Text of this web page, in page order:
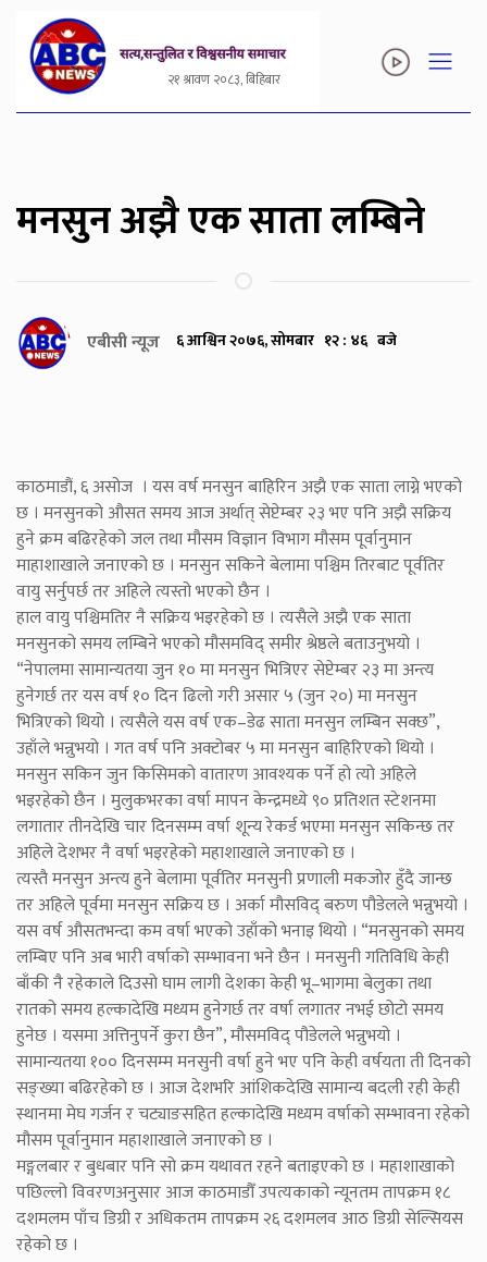
२१ श्रावण २०८३, बिहिबार
मनसुन अझै एक साता लम्बिने
एबीसी न्यूज ६ आश्विन २०७६, सोमबार १२ : ४६ बजे
काठमाडौं, ६ असोज । यस वर्ष मनसुन बाहिरिन अझै एक साता लाग्ने भएको
छ । मनसुनको औसत समय आज अर्थात् सेप्टेम्बर २३ भए पनि अझै सक्रिय
हुने क्रम बढिरहेको जल तथा मौसम विज्ञान विभाग मौसम पूर्वानुमान
माहाशाखाले जनाएको छ । मनसुन सकिने बेलामा पश्चिम तिरबाट पूर्वतिर
वायु सर्नुपर्छ तर अहिले त्यस्तो भएको छैन ।
हाल वायु पश्चिमतिर नै सक्रिय भइरहेको छ । त्यसैले अझै एक साता
मनसुनको समय लम्बिने भएको मौसमविद् समीर श्रेष्ठले बताउनुभयो ।
“नेपालमा सामान्यतया जुन १० मा मनसुन भित्रिएर सेप्टेम्बर २३ मा अन्त्य
हुनेगर्छ तर यस वर्ष १० दिन ढिलो गरी असार ५ (जुन २०) मा मनसुन
भित्रिएको थियो । त्यसैले यस वर्ष एक–डेढ साता मनसुन लम्बिन सक्छ”,
उहाँले भन्नुभयो । गत वर्ष पनि अक्टोबर ५ मा मनसुन बाहिरिएको थियो ।
मनसुन सकिन जुन किसिमको वातारण आवश्यक पर्ने हो त्यो अहिले
भइरहेको छैन । मुलुकभरका वर्षा मापन केन्द्रमध्ये ९० प्रतिशत स्टेशनमा
लगातार तीनदेखि चार दिनसम्म वर्षा शून्य रेकर्ड भएमा मनसुन सकिन्छ तर
अहिले देशभर नै वर्षा भइरहेको महाशाखाले जनाएको छ ।
त्यस्तै मनसुन अन्त्य हुने बेलामा पूर्वतिर मनसुनी प्रणाली मकजोर हुँदै जान्छ
तर अहिले पूर्वमा मनसुन सक्रिय छ । अर्का मौसविद् बरुण पौडेलले भन्नुभयो ।
यस वर्ष औसतभन्दा कम वर्षा भएको उहाँको भनाइ थियो । “मनसुनको समय
लम्बिए पनि अब भारी वर्षाको सम्भावना भने छैन । मनसुनी गतिविधि केही
बाँकी नै रहेकाले दिउसो घाम लागी देशका केही भू–भागमा बेलुका तथा
रातको समय हल्कादेखि मध्यम हुनेगर्छ तर वर्षा लगातर नभई छोटो समय
हुनेछ । यसमा अत्तिनुपर्ने कुरा छैन”, मौसमविद् पौडेलले भन्नुभयो ।
सामान्यतया १०० दिनसम्म मनसुनी वर्षा हुने भए पनि केही वर्षयता ती दिनको
सङ्ख्या बढिरहेको छ । आज देशभरि आंशिकदेखि सामान्य बदली रही केही
स्थानमा मेघ गर्जन र चट्याङसहित हल्कादेखि मध्यम वर्षाको सम्भावना रहेको
मौसम पूर्वानुमान महाशाखाले जनाएको छ ।
मङ्गलबार र बुधबार पनि सो क्रम यथावत रहने बताइएको छ । महाशाखाको
पछिल्लो विवरणअनुसार आज काठमाडौँ उपत्यकाको न्यूनतम तापक्रम १८
दशमलम पाँच डिग्री र अधिकतम तापक्रम २६ दशमलव आठ डिग्री सेल्सियस
रहेको छ ।